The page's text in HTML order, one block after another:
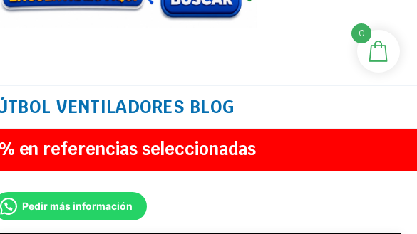
VENTILADORES BLOG
en referencias seleccionadas
Pedir más información
0